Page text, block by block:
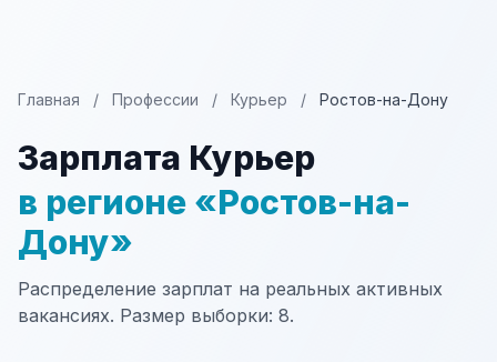
Главная / Профессии / Курьер / Ростов-на-Дону
Зарплата Курьер
в регионе «Ростов-на-
Дону»
Распределение зарплат на реальных активных
вакансиях. Размер выборки: 8.